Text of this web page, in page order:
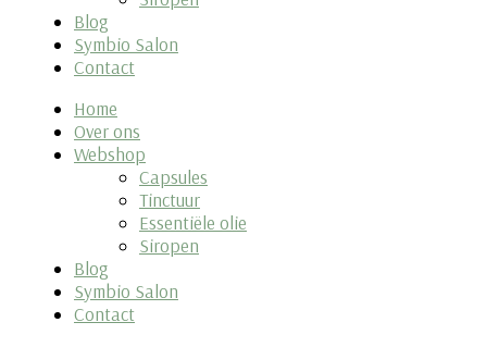
Blog
Symbio Salon
Contact
Home
Over ons
Webshop
Capsules
Tinctuur
Essentiële olie
Siropen
Blog
Symbio Salon
Contact